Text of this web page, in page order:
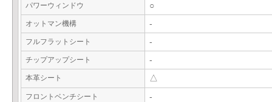
パワーウィンドウ ○
オットマン機構 -
フルフラットシート -
チップアップシート -
本革シート △
フロントベンチシート -